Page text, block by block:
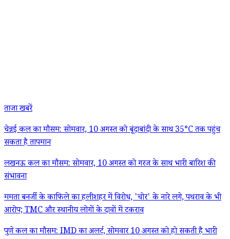
ताजा खबरें
चेन्नई कल का मौसम: सोमवार, 10 अगस्त को बूंदाबांदी के साथ 35°C तक पहुंच
सकता है तापमान
लखनऊ कल का मौसम: सोमवार, 10 अगस्त को गरज के साथ भारी बारिश की
संभावना
ममता बनर्जी के काफिले का हलीशहर में विरोध, 'चोर' के नारे लगे, पथराव के भी
आरोप; TMC और स्थानीय लोगों के दावों में टकराव
पुणे कल का मौसम: IMD का अलर्ट, सोमवार 10 अगस्त को हो सकती है भारी